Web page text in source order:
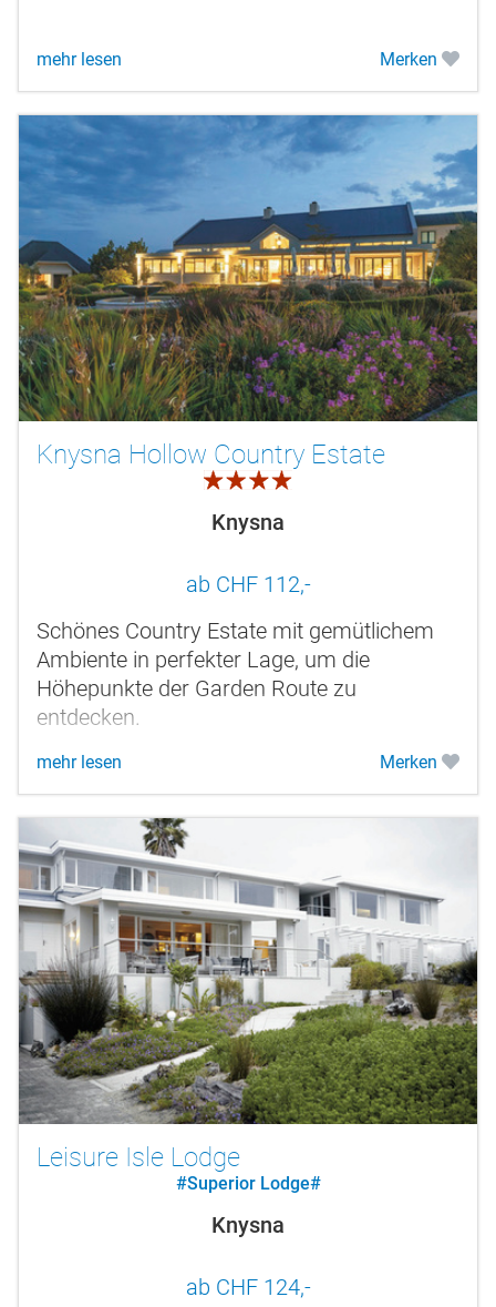
mehr lesen Merken
Knysna Hollow Country Estate
4.0
Knysna
ab CHF 112,-
Schönes Country Estate mit gemütlichem
Ambiente in perfekter Lage, um die
Höhepunkte der Garden Route zu
entdecken.
mehr lesen Merken
Leisure Isle Lodge
#Superior Lodge#
Knysna
ab CHF 124,-